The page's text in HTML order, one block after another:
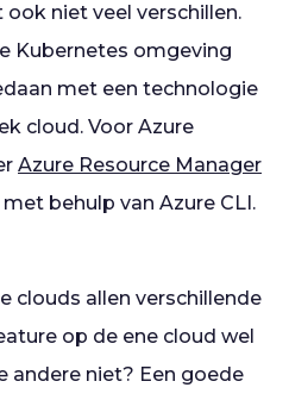
niet veel verschillen.
Kubernetes omgeving
met een technologie
cloud. Voor Azure
Azure Resource Manager
behulp van Azure CLI.
clouds allen verschillende
op de ene cloud wel
andere niet? Een goede